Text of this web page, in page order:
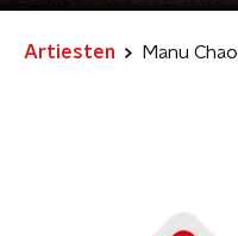
Artiesten Manu Chao